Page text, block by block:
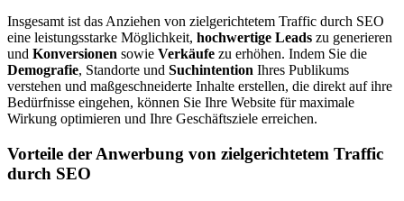
Insgesamt ist das Anziehen von zielgerichtetem Traffic durch SEO
eine leistungsstarke Möglichkeit, hochwertige Leads zu generieren
und Konversionen sowie Verkäufe zu erhöhen. Indem Sie die
Demografie, Standorte und Suchintention Ihres Publikums
verstehen und maßgeschneiderte Inhalte erstellen, die direkt auf ihre
Bedürfnisse eingehen, können Sie Ihre Website für maximale
Wirkung optimieren und Ihre Geschäftsziele erreichen.
Vorteile der Anwerbung von zielgerichtetem Traffic
durch SEO